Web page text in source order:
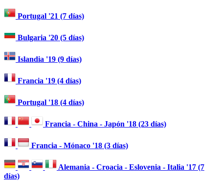
Portugal '21 (7 días)
Bulgaria '20 (5 días)
Islandia '19 (9 días)
Francia '19 (4 días)
Portugal '18 (4 días)
Francia - China - Japón '18 (23 días)
Francia - Mónaco '18 (3 días)
Alemania - Croacia - Eslovenia - Italia '17 (7
días)